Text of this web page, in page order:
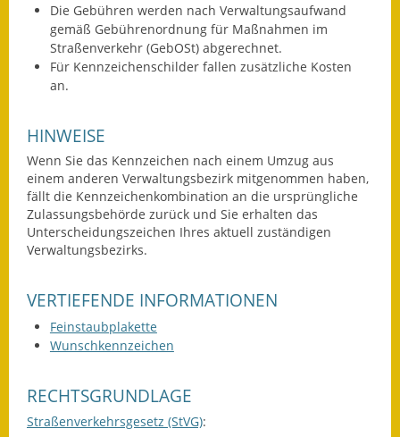
Bebauungspläne
Bodenrichtwerte
Gutachterausschuss
Landessanierungsprogramm
Gebäuden
Gemeindehalle und
Bürgerhaus
Die Gebühren werden nach Verwaltungsaufwand
gemäß Gebührenordnung für Maßnahmen im
Straßenverkehr (GebOSt) abgerechnet.
Für Kennzeichenschilder fallen zusätzliche Kosten
an.
HINWEISE
Wenn Sie das Kennzeichen nach einem Umzug aus
einem anderen Verwaltungsbezirk mitgenommen haben,
fällt die Kennzeichenkombination an die ursprüngliche
Zulassungsbehörde zurück und Sie erhalten das
Unterscheidungszeichen Ihres aktuell zuständigen
Verwaltungsbezirks.
VERTIEFENDE INFORMATIONEN
Feinstaubplakette
Wunschkennzeichen
RECHTSGRUNDLAGE
Straßenverkehrsgesetz (StVG):